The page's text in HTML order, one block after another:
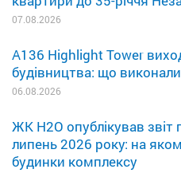
07.08.2026
A136 Highlight Tower
будівництва: що
06.08.2026
ЖК H2O опублікував звіт
липень 2026 року: на
будинки комплексу